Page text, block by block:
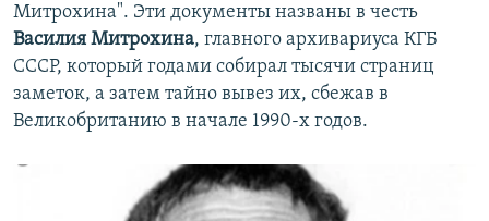
Митрохина". Эти документы названы в честь
Василия Митрохина, главного архивариуса КГБ
СССР, который годами собирал тысячи страниц
заметок, а затем тайно вывез их, сбежав в
Великобританию в начале 1990-х годов.